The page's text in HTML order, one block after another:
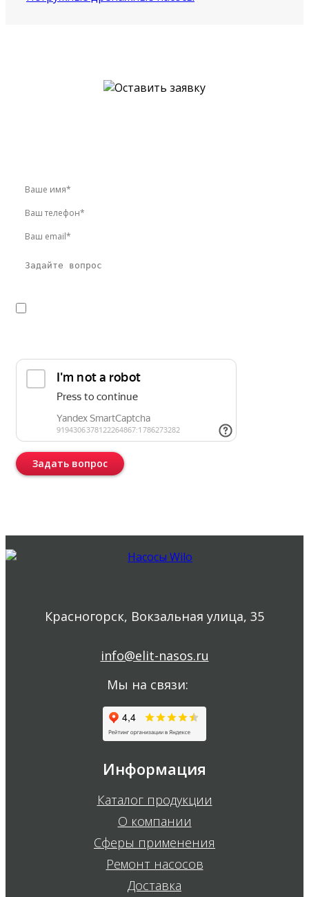
Задать вопрос
Красногорск, Вокзальная улица, 35
info@elit-nasos.ru
Мы на связи:
Информация
Каталог продукции
О компании
Сферы применения
Ремонт насосов
Доставка